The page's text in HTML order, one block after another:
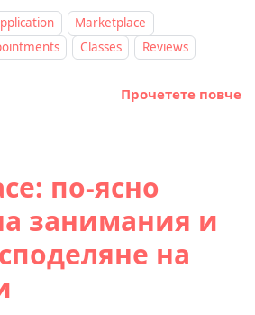
Marketplace
Classes
Reviews
Прочетете повче
по-ясно
занимания и
на